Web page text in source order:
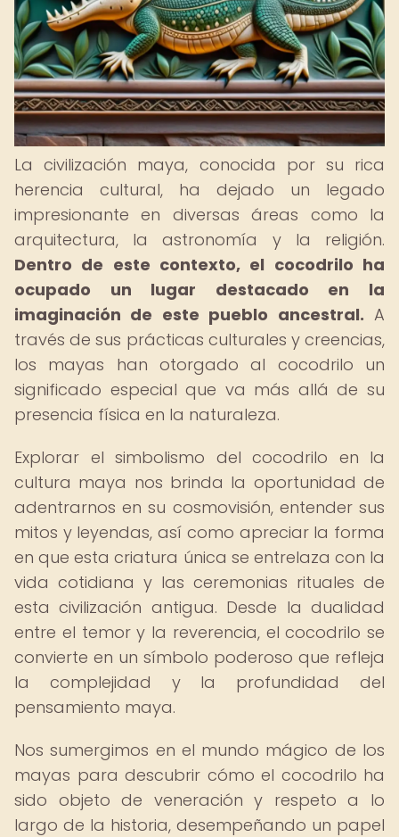
La civilización maya, conocida por su rica
herencia cultural, ha dejado un legado
impresionante en diversas áreas como la
arquitectura, la astronomía y la religión.
Dentro de este contexto, el cocodrilo ha
ocupado un lugar destacado en la
imaginación de este pueblo ancestral. A
través de sus prácticas culturales y creencias,
los mayas han otorgado al cocodrilo un
significado especial que va más allá de su
presencia física en la naturaleza.
Explorar el simbolismo del cocodrilo en la
cultura maya nos brinda la oportunidad de
adentrarnos en su cosmovisión, entender sus
mitos y leyendas, así como apreciar la forma
en que esta criatura única se entrelaza con la
vida cotidiana y las ceremonias rituales de
esta civilización antigua. Desde la dualidad
entre el temor y la reverencia, el cocodrilo se
convierte en un símbolo poderoso que refleja
la complejidad y la profundidad del
pensamiento maya.
Nos sumergimos en el mundo mágico de los
mayas para descubrir cómo el cocodrilo ha
sido objeto de veneración y respeto a lo
largo de la historia, desempeñando un papel